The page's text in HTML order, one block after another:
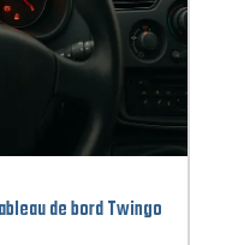
de bord Twingo